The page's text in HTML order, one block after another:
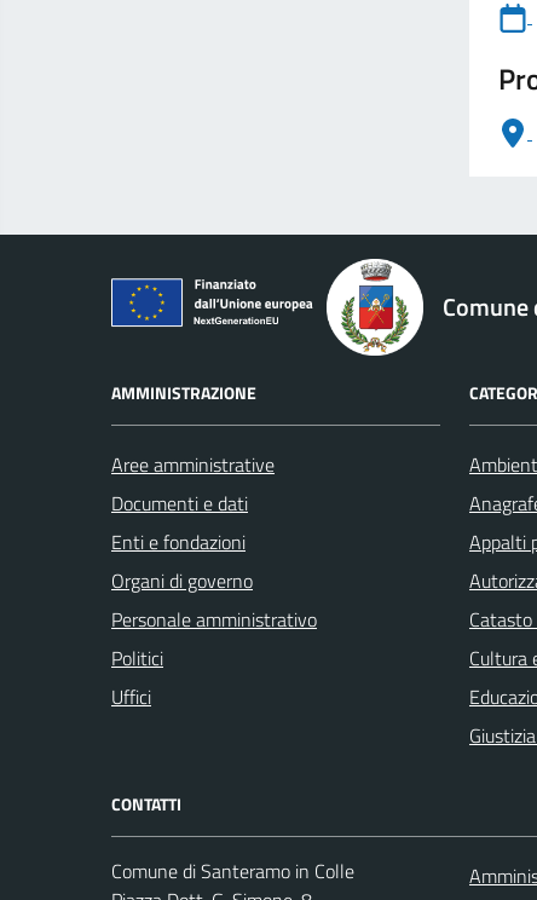
logo Unione Europea
AMMINISTRAZIONE
Aree amministrative
Documenti e dati
Enti e fondazioni
Organi di governo
Personale amministrativo
Politici
Uffici
Appalti
Cultura
CONTATTI
Comune di Santeramo in Colle